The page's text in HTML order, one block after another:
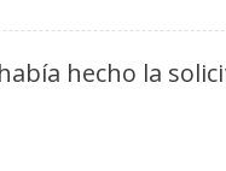
hecho la